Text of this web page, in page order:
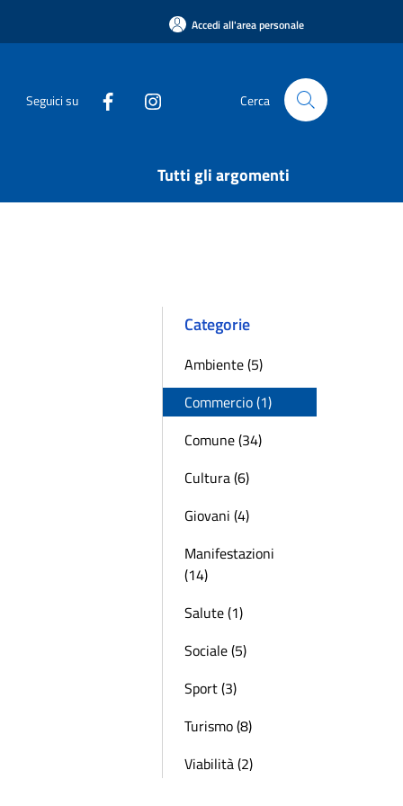
Accedi all'area personale
Seguici su Cerca
Tutti gli argomenti
Categorie
Ambiente (5)
Commercio (1)
Comune (34)
Cultura (6)
Giovani (4)
Manifestazioni
(14)
Salute (1)
Sociale (5)
Sport (3)
Turismo (8)
Viabilità (2)